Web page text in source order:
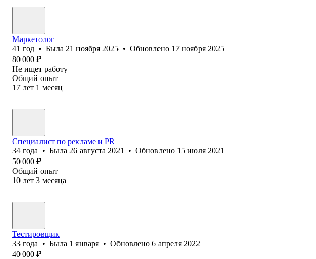
Маркетолог
41 год • Была 21 ноября 2025 • Обновлено 17 ноября 2025
80 000 ₽
Не ищет работу
Общий опыт
17 лет 1 месяц
Специалист по рекламе и PR
34 года • Была 26 августа 2021 • Обновлено 15 июля 2021
50 000 ₽
Общий опыт
10 лет 3 месяца
Тестировщик
33 года • Была 1 января • Обновлено 6 апреля 2022
40 000 ₽